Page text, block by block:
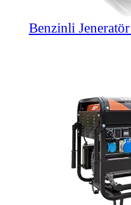
Benzinli